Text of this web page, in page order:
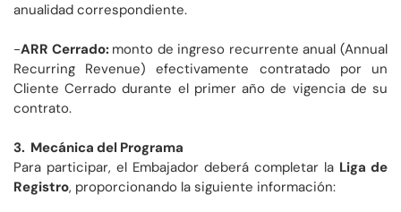
anualidad correspondiente.
-ARR Cerrado: monto de ingreso recurrente anual (Annual
Recurring Revenue) efectivamente contratado por un
Cliente Cerrado durante el primer año de vigencia de su
contrato.
3. Mecánica del Programa
Para participar, el Embajador deberá completar la Liga de
Registro, proporcionando la siguiente información: